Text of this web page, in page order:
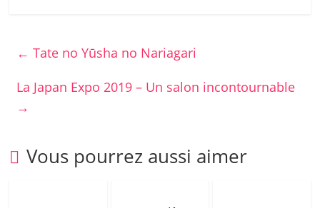
← Tate no Yūsha no Nariagari
La Japan Expo 2019 – Un salon incontournable
→
Vous pourrez aussi aimer